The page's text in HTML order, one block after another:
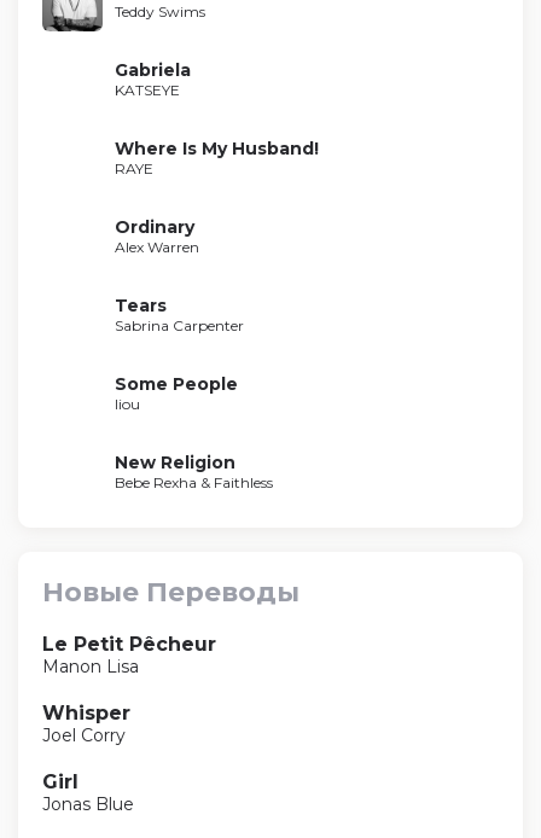
Teddy Swims
Gabriela
KATSEYE
Where Is My Husband!
RAYE
Ordinary
Alex Warren
Tears
Sabrina Carpenter
Some People
liou
New Religion
Bebe Rexha & Faithless
Новые Переводы
Le Petit Pêcheur
Manon Lisa
Whisper
Joel Corry
Girl
Jonas Blue